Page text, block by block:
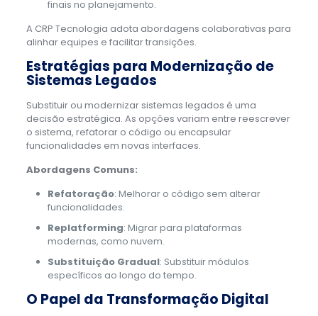
finais no planejamento.
A CRP Tecnologia adota abordagens colaborativas para
alinhar equipes e facilitar transições.
Estratégias para Modernização de
Sistemas Legados
Substituir ou modernizar sistemas legados é uma
decisão estratégica. As opções variam entre reescrever
o sistema, refatorar o código ou encapsular
funcionalidades em novas interfaces.
Abordagens Comuns:
Refatoração: Melhorar o código sem alterar
funcionalidades.
Replatforming: Migrar para plataformas
modernas, como nuvem.
Substituição Gradual: Substituir módulos
específicos ao longo do tempo.
O Papel da Transformação Digital